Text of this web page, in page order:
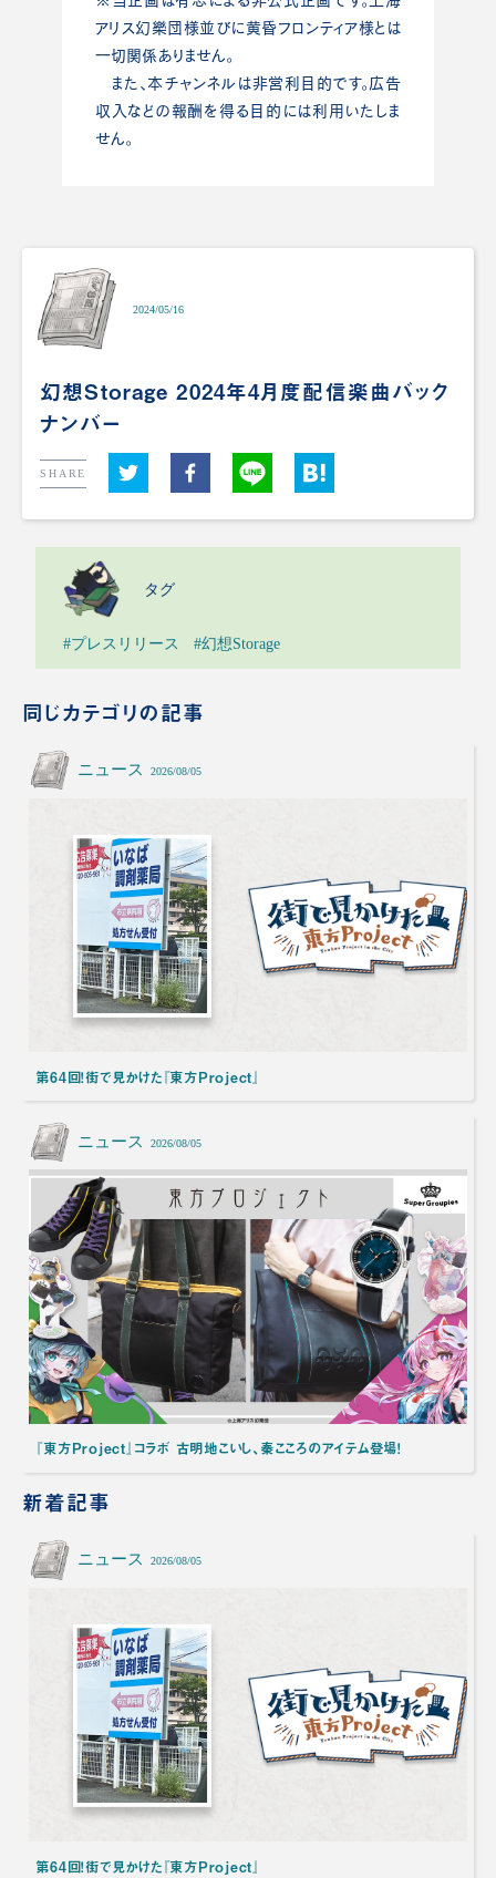
アリス幻樂団様並びに黄昏フロンティア様とは
一切関係ありません。
また、本チャンネルは非営利目的です。広告
収入などの報酬を得る目的には利用いたしま
せん。
2024/05/16
幻想Storage 2024年4月度配信楽曲バック
ナンバー
SHARE
タグ
#プレスリリース #幻想Storage
同じカテゴリの記事
ニュース 2026/08/05
第64回！街で見かけた『東方Project』
ニュース 2026/08/05
『東方Project』コラボ 古明地こいし、秦こころのアイテム登場！
新着記事
ニュース 2026/08/05
第64回！街で見かけた『東方Project』